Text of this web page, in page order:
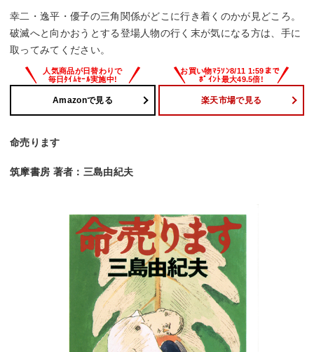
幸二・逸平・優子の三角関係がどこに行き着くのかが見どころ。
破滅へと向かおうとする登場人物の行く末が気になる方は、手に
取ってみてください。
Amazonで見る 楽天市場で見る
命売ります
筑摩書房 著者：三島由紀夫